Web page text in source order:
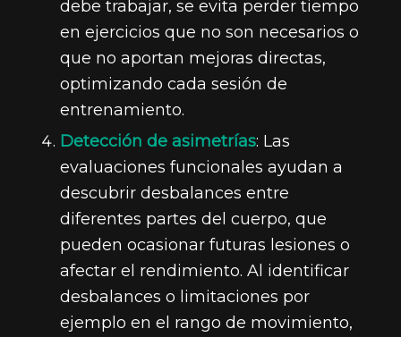
debe trabajar, se evita perder tiempo
en ejercicios que no son necesarios o
que no aportan mejoras directas,
optimizando cada sesión de
entrenamiento.
Detección de asimetrías: Las
evaluaciones funcionales ayudan a
descubrir desbalances entre
diferentes partes del cuerpo, que
pueden ocasionar futuras lesiones o
afectar el rendimiento. Al identificar
desbalances o limitaciones por
ejemplo en el rango de movimiento,